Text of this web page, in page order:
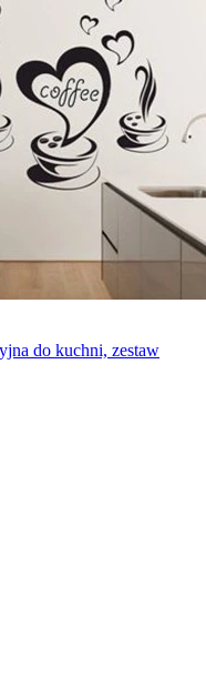
do kuchni, zestaw